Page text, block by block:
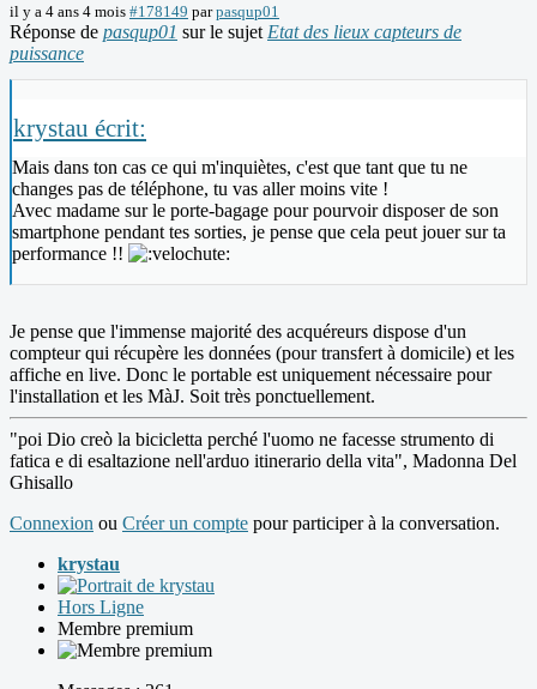
il y a 4 ans 4 mois #178149 parpasqup01
Réponse de pasqup01 sur le sujet Etat des lieux capteurs de
puissance
krystau écrit:
Mais dans ton cas ce qui m'inquiètes, c'est que tant que tu ne
changes pas de téléphone, tu vas aller moins vite !
Avec madame sur le porte-bagage pour pourvoir disposer de son
smartphone pendant tes sorties, je pense que cela peut jouer sur ta
performance !!
Je pense que l'immense majorité des acquéreurs dispose d'un
compteur qui récupère les données (pour transfert à domicile) et les
affiche en live. Donc le portable est uniquement nécessaire pour
l'installation et les MàJ. Soit très ponctuellement.
"poi Dio creò la bicicletta perché l'uomo ne facesse strumento di
fatica e di esaltazione nell'arduo itinerario della vita", Madonna Del
Ghisallo
Connexion ou Créer un compte pour participer à la conversation.
krystau
Hors Ligne
Membre premium